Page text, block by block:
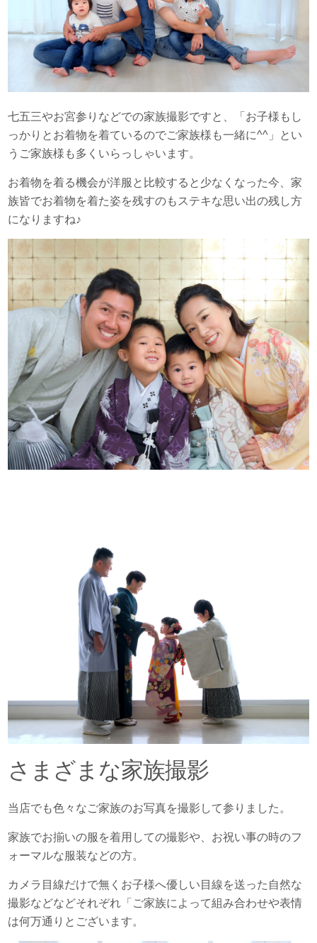
七五三やお宮参りなどでの家族撮影ですと、「お子様もし
っかりとお着物を着ているのでご家族様も一緒に^^」とい
うご家族様も多くいらっしゃいます。
お着物を着る機会が洋服と比較すると少なくなった今、家
族皆でお着物を着た姿を残すのもステキな思い出の残し方
になりますね♪
さまざまな家族撮影
当店でも色々なご家族のお写真を撮影して参りました。
家族でお揃いの服を着用しての撮影や、お祝い事の時のフ
ォーマルな服装などの方。
カメラ目線だけで無くお子様へ優しい目線を送った自然な
撮影などなどそれぞれ「ご家族によって組み合わせや表情
は何万通りとございます。